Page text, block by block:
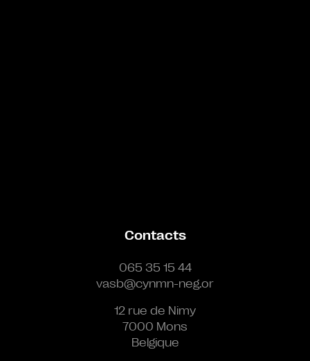
Contacts
065 35 15 44
vasb@cynmn-neg.or
12 rue de Nimy
7000 Mons
Belgique